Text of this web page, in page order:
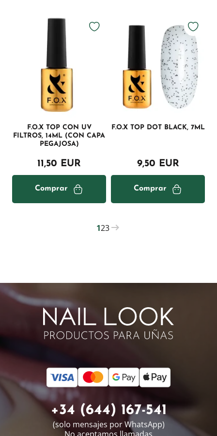
F.O.X TOP CON UV
FILTROS, 14ML (CON CAPA
PEGAJOSA)
11,50 EUR
Comprar
F.O.X TOP DOT BLACK, 7ML
9,50 EUR
Comprar
Current
1
Página
2
Página
3
+34 (644) 167-541
(solo mensajes por WhatsApp)